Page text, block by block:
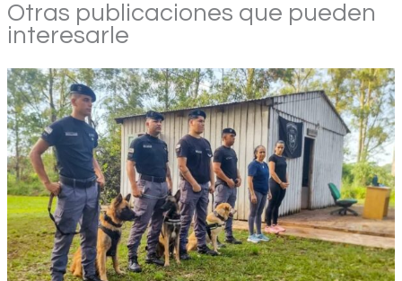
Otras publicaciones que pueden
interesarle